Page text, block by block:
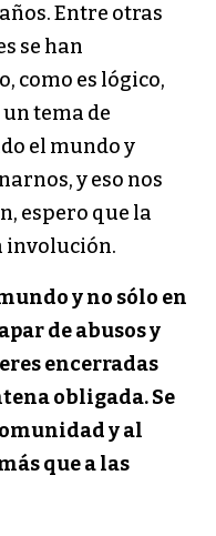
Entre otras
se han
como es lógico,
tema de
el mundo y
y eso nos
espero que la
involución.
y no sólo en
de abusos y
encerradas
obligada. Se
y al
que a las